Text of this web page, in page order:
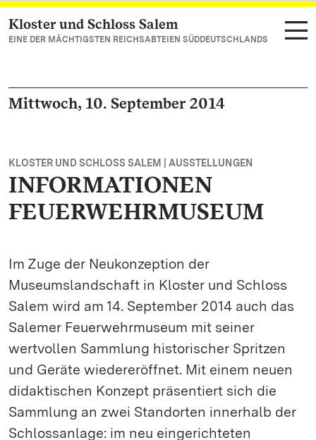
Zum Hauptinhalt springen
Kloster und Schloss Salem
EINE DER MÄCHTIGSTEN REICHSABTEIEN SÜDDEUTSCHLANDS
Mittwoch, 10. September 2014
KLOSTER UND SCHLOSS SALEM | AUSSTELLUNGEN
INFORMATIONEN
FEUERWEHRMUSEUM
Im Zuge der Neukonzeption der
Museumslandschaft in Kloster und Schloss
Salem wird am 14. September 2014 auch das
Salemer Feuerwehrmuseum mit seiner
wertvollen Sammlung historischer Spritzen
und Geräte wiedereröffnet. Mit einem neuen
didaktischen Konzept präsentiert sich die
Sammlung an zwei Standorten innerhalb der
Schlossanlage: im neu eingerichteten